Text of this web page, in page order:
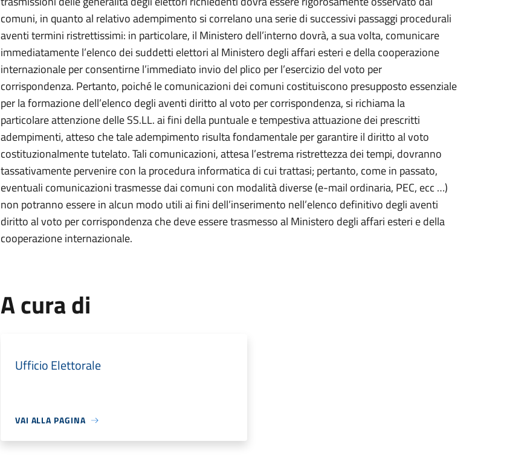
comuni, in quanto al relativo adempimento si correlano una serie di successivi passaggi procedurali
aventi termini ristrettissimi: in particolare, il Ministero dell’interno dovrà, a sua volta, comunicare
immediatamente l’elenco dei suddetti elettori al Ministero degli affari esteri e della cooperazione
internazionale per consentirne l’immediato invio del plico per l’esercizio del voto per
corrispondenza. Pertanto, poiché le comunicazioni dei comuni costituiscono presupposto essenziale
per la formazione dell’elenco degli aventi diritto al voto per corrispondenza, si richiama la
particolare attenzione delle SS.LL. ai fini della puntuale e tempestiva attuazione dei prescritti
adempimenti, atteso che tale adempimento risulta fondamentale per garantire il diritto al voto
costituzionalmente tutelato. Tali comunicazioni, attesa l’estrema ristrettezza dei tempi, dovranno
tassativamente pervenire con la procedura informatica di cui trattasi; pertanto, come in passato,
eventuali comunicazioni trasmesse dai comuni con modalità diverse (e-mail ordinaria, PEC, ecc …)
non potranno essere in alcun modo utili ai fini dell’inserimento nell’elenco definitivo degli aventi
diritto al voto per corrispondenza che deve essere trasmesso al Ministero degli affari esteri e della
cooperazione internazionale.
A cura di
Ufficio Elettorale
VAI ALLA PAGINA